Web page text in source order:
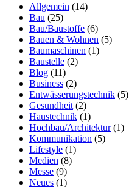
Allgemein (14)
Bau (25)
Bau/Baustoffe (6)
Bauen & Wohnen (5)
Baumaschinen (1)
Baustelle (2)
Blog (11)
Business (2)
Entwässerungstechnik (5)
Gesundheit (2)
Haustechnik (1)
Hochbau/Architektur(1)
Kommunikation (5)
Lifestyle (1)
Medien (8)
Messe (9)
Neues (1)